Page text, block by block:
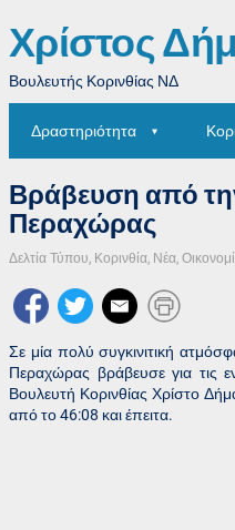
Χρίστος
Βουλευτής Κορινθίας ΝΔ
Δραστηριότητα
Βράβευση από
Περαχώρας
Δελτία Τύπου, Κορινθία, Νέα,
Σε μία πολύ συγκινιτική
Περαχώρας βράβευσε για τις
Βουλευτή Κορινθίας Χρίστο
από το 46:08 και έπειτα.